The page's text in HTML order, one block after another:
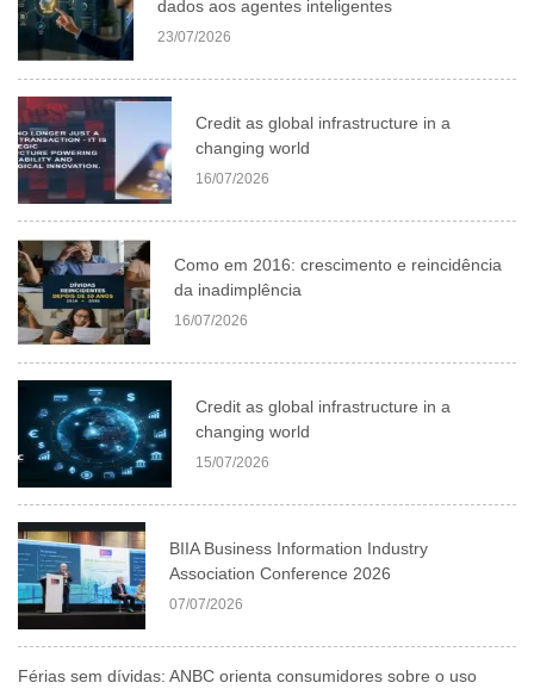
dados aos agentes inteligentes
23/07/2026
Credit as global infrastructure in a
changing world
16/07/2026
Como em 2016: crescimento e reincidência
da inadimplência
16/07/2026
Credit as global infrastructure in a
changing world
15/07/2026
BIIA Business Information Industry
Association Conference 2026
07/07/2026
Férias sem dívidas: ANBC orienta consumidores sobre o uso